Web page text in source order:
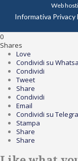
Web
Informativa Privacy
0
Shares
Love
Condividi su
Condividi
Tweet
Share
Condividi
Email
Condividi su
Stampa
Share
Share